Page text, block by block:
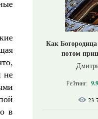
не
в
Как
потом
Рейтинг: 9.9
23